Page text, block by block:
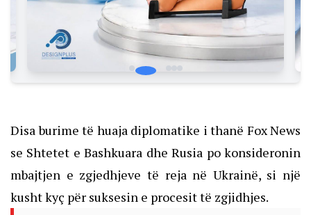
Disa burime të huaja diplomatike i thanë Fox News
se Shtetet e Bashkuara dhe Rusia po konsideronin
mbajtjen e zgjedhjeve të reja në Ukrainë, si një
kusht kyç për suksesin e procesit të zgjidhjes.